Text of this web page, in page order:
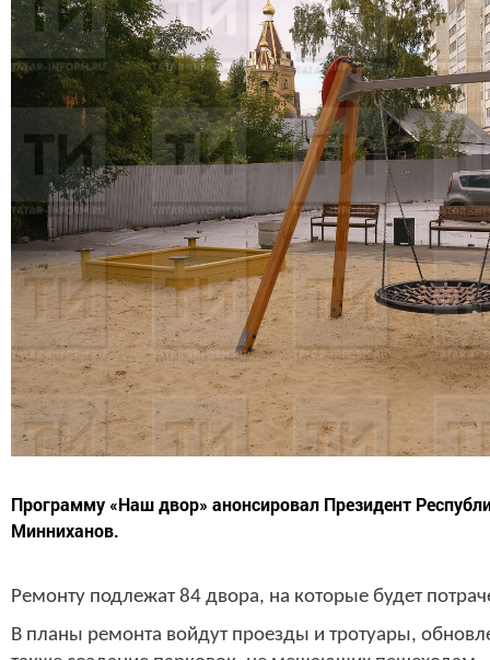
Минниханов.
В планы ремонта войдут проезды и тротуары,
также создание парковок, не мещающих пешеходам.